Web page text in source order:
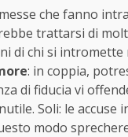
che fanno
trattarsi di
di chi si
: in coppia,
di fiducia vi
Soli: le
modo